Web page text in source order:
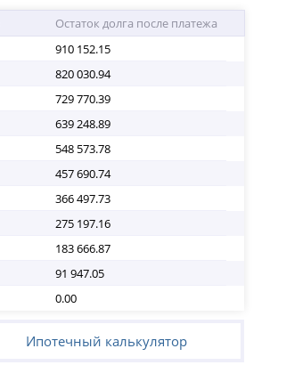
Остаток долга после платежа
910 152.15
820 030.94
729 770.39
639 248.89
548 573.78
457 690.74
366 497.73
275 197.16
183 666.87
91 947.05
0.00
Ипотечный калькулятор